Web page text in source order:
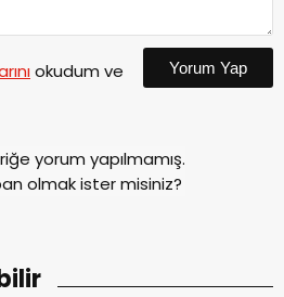
okudum ve
Yorum Yap
yorum yapılmamış.
olmak ister misiniz?